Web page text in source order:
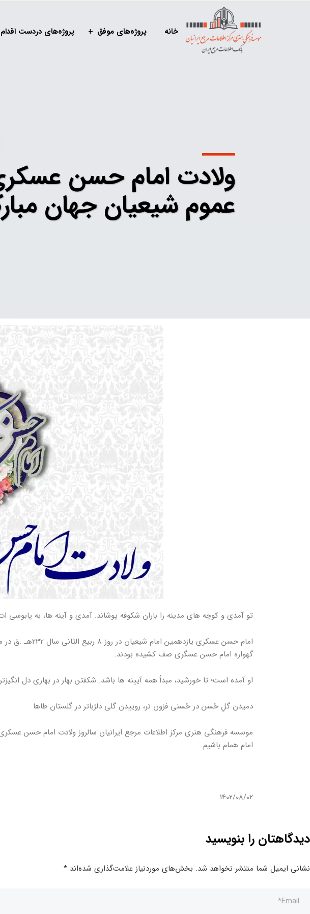
خانه پروژه‌های موفق پروژه‌های دردست اقدام
ولادت امام حسن
عموم شیعیان جهان
تو آمدی و کوچه های مدینه را باران شکوفه پوشاند. آمدی و آینه ها، به
امام حسن
گهواره امام حسن عسگری صف کشیده بودند.
او آمده است؛ تا خورشید، مبدأ همه آیینه ها باشد. شکفتن بهار در بهاری دل انگیزتر
دمیدن گلِ حُسن در حُسنی فزون تر، روییدن گلی دلرُباتر در گلستان طاها
موسسه فرهنگی هنری مرکز اطلاعات مرجع ایرانیان سالروز ولادت امام حسن
امام همام باشیم.
1402/08/02
دیدگاهتان را بنویسید
نشانی ایمیل شما منتشر نخواهد شد. بخش‌های موردنیاز علامت‌گذاری شده‌اند *